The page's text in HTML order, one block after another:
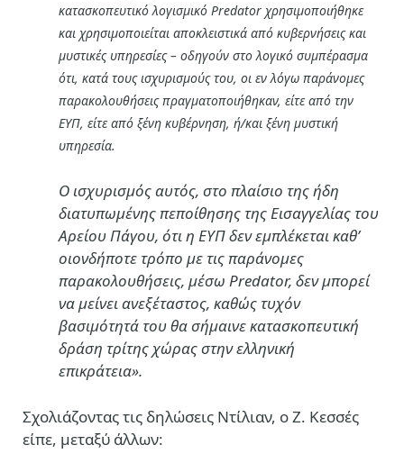
κατασκοπευτικό λογισμικό Predator χρησιμοποιήθηκε
και χρησιμοποιείται αποκλειστικά από κυβερνήσεις και
μυστικές υπηρεσίες – οδηγούν στο λογικό συμπέρασμα
ότι, κατά τους ισχυρισμούς του, οι εν λόγω παράνομες
παρακολουθήσεις πραγματοποιήθηκαν, είτε από την
ΕΥΠ, είτε από ξένη κυβέρνηση, ή/και ξένη μυστική
υπηρεσία.
Ο ισχυρισμός αυτός, στο πλαίσιο της ήδη
διατυπωμένης πεποίθησης της Εισαγγελίας του
Αρείου Πάγου, ότι η ΕΥΠ δεν εμπλέκεται καθ’
οιονδήποτε τρόπο με τις παράνομες
παρακολουθήσεις, μέσω Predator, δεν μπορεί
να μείνει ανεξέταστος, καθώς τυχόν
βασιμότητά του θα σήμαινε κατασκοπευτική
δράση τρίτης χώρας στην ελληνική
επικράτεια».
Σχολιάζοντας τις δηλώσεις Ντίλιαν, ο Ζ. Κεσσές
είπε, μεταξύ άλλων: